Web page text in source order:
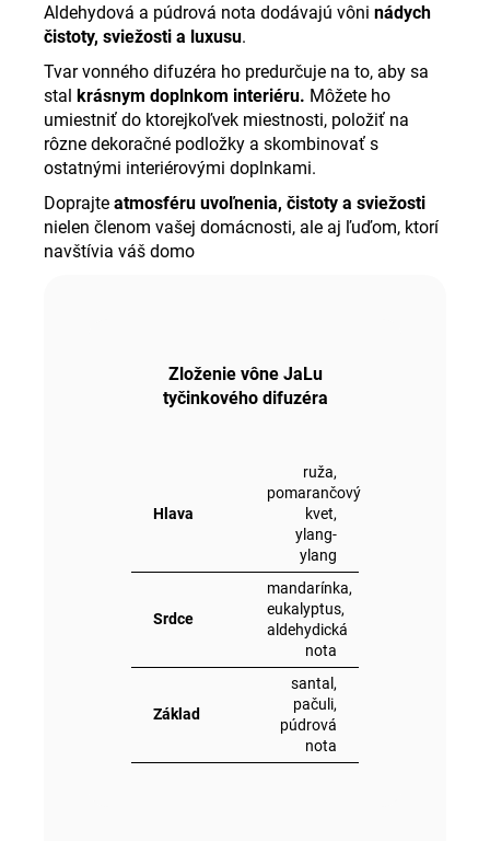
Aldehydová a púdrová nota dodávajú vôni nádych
čistoty, sviežosti a luxusu.
Tvar vonného difuzéra ho predurčuje na to, aby sa
stal krásnym doplnkom interiéru. Môžete ho
umiestniť do ktorejkoľvek miestnosti, položiť na
rôzne dekoračné podložky a skombinovať s
ostatnými interiérovými doplnkami.
Doprajte atmosféru uvoľnenia, čistoty a sviežosti
nielen členom vašej domácnosti, ale aj ľuďom, ktorí
navštívia váš domo
Zloženie vône JaLu
tyčinkového difuzéra
Hlava
ruža,
pomarančový
kvet,
ylang-
ylang
Srdce
mandarínka,
eukalyptus,
aldehydická
nota
Základ
santal,
pačuli,
púdrová
nota